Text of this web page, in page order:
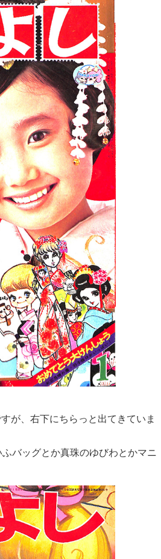
が、右下にちらっと出てきていま
バッグとか真珠のゆびわとかマニ